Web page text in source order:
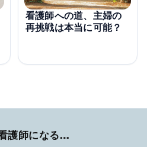
看護師への道、主婦の
再挑戦は本当に可能？
【完全ガイド】看護師になるまでのステップ＆スケジュール